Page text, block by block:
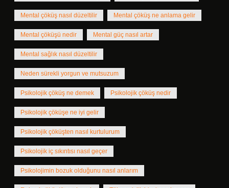
Mental çöküş nasıl düzeltilir Mental çöküş ne anlama gelir
Mental çöküşü nedir Mental güç nasıl artar
Mental sağlık nasıl düzeltilir
Neden sürekli yorgun ve mutsuzum
Psikolojik çöküş ne demek Psikolojik çöküş nedir
Psikolojik çöküşe ne iyi gelir
Psikolojik çöküşten nasıl kurtulurum
Psikolojik iç sıkıntısı nasıl geçer
Psikolojimin bozuk olduğunu nasıl anlarım